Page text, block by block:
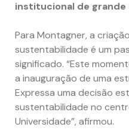
institucional de grande
Para Montagner, a
sustentabilidade é um
significado. “Este
a inauguração de uma
Expressa uma decisão
sustentabilidade no
Universidade”, afirmou.